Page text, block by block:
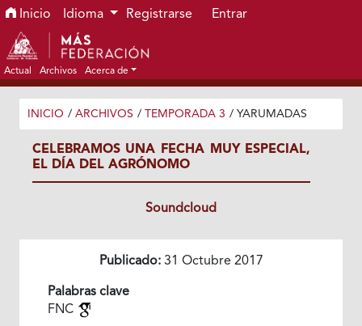
Ir al menú de navegación principal
Ir al contenido principal
Ir al pie de página del sitio
Inicio Idioma Registrarse Entrar
Actual Archivos Acerca de
INICIO / ARCHIVOS / TEMPORADA 3 / YARUMADAS
CELEBRAMOS UNA FECHA MUY ESPECIAL,
EL DÍA DEL AGRÓNOMO
Soundcloud
Publicado:31 Octubre 2017
Palabras clave
FNC